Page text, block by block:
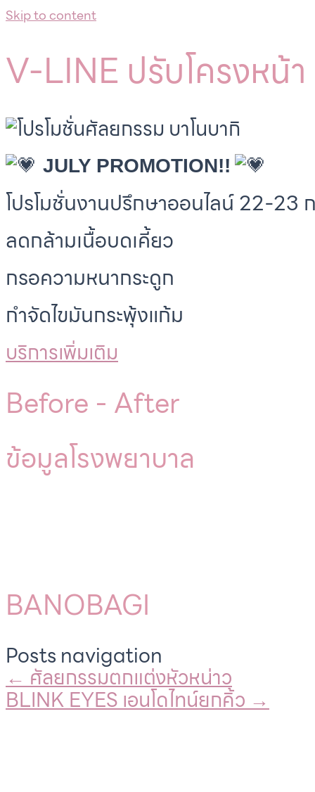
Skip to content
V-LINE ปรับโครงหน้
JULY PROMOTION!!
โปรโมชั่นงานปรึกษาออนไลน์ 22-23
ลดกล้ามเนื้อบดเคี้ยว
กรอความหนากระดูก
กำจัดไขมันกระพุ้งแก้ม
บริการเพิ่มเติม
Before - After
ข้อมูลโรงพยาบาล
BANOBAGI
Posts navigation
← ศัลยกรรมตกแต่งหัวหน่าว
BLINK EYES เอนโดไทน์ยกคิ้ว →